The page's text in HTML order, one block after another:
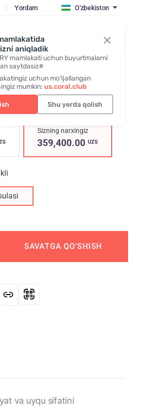
aniqladik
mamlakati uchun buyurtmalarni
saytdasiz#
uchun mo‘ljallangan
mumkin: us.coral.club
Shu yerda qolish
| Yordam O'zbekiston
Kirish / Qo‘shilish
Sizning narxingiz
359,400.00 UZS
SAVATGA QO‘SHISH
va uyqu sifatini